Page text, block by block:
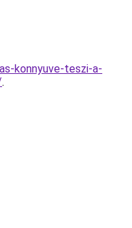
konnyuve-teszi-a-
.